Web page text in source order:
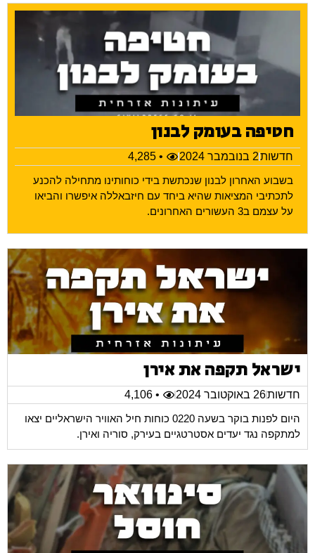
חטיפה בעומק לבנון
חדשות2 בנובמבר 2024
• 4,285
בשבוע האחרון לבנון שנכתשת בידי כוחותינו מתחילה להכנע
לתכתיבי המציאות שהיא ביחד עם חיזבאללה איפשרו והביאו
על עצמם ב3 העשורים האחרונים.
ישראל תקפה את אירן
חדשות26 באוקטובר 2024
• 4,106
היום לפנות בוקר בשעה 0220 כוחות חיל האוויר הישראליים יצאו
למתקפה נגד יעדים אסטרטגיים בעירק, סוריה ואירן.